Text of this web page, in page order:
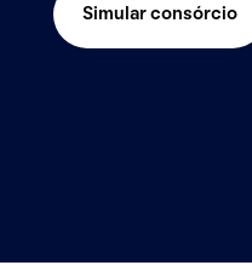
Simular consórcio